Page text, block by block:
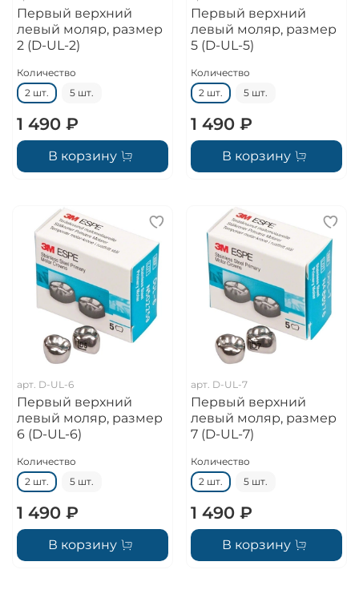
Первый верхний
левый моляр, размер
2 (D-UL-2)
Количество
2 шт.
5 шт.
1 490 ₽
В корзину
Первый верхний
левый моляр, размер
5 (D-UL-5)
Количество
2 шт.
5 шт.
1 490 ₽
В корзину
арт. D-UL-6
Первый верхний
левый моляр, размер
6 (D-UL-6)
Количество
2 шт.
5 шт.
1 490 ₽
В корзину
арт. D-UL-7
Первый верхний
левый моляр, размер
7 (D-UL-7)
Количество
2 шт.
5 шт.
1 490 ₽
В корзину